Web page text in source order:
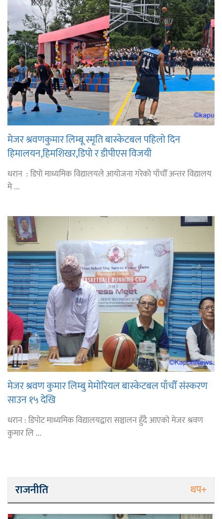
मेजर श्रवणकुमार लिम्बू स्मृति बास्केटबल पहिलो दिन
हिमालयन,हिमशिखर,डिपो र डीपीएस विजयी
धरान : डिपो माध्यमिक विद्यालयले आयोजना गरेको पाँचौँ अन्तर विद्यालय
मे ...
मेजर श्रवण कुमार लिम्बु मेमोरियल बास्केटबल पाँचौँ संस्करण
साउन १५ देखि
धरान : डिपोट माध्यमिक विद्यालयद्वारा सञ्चालन हुँदै आएको मेजर श्रवण
कुमार लि ...
राजनीति थप+